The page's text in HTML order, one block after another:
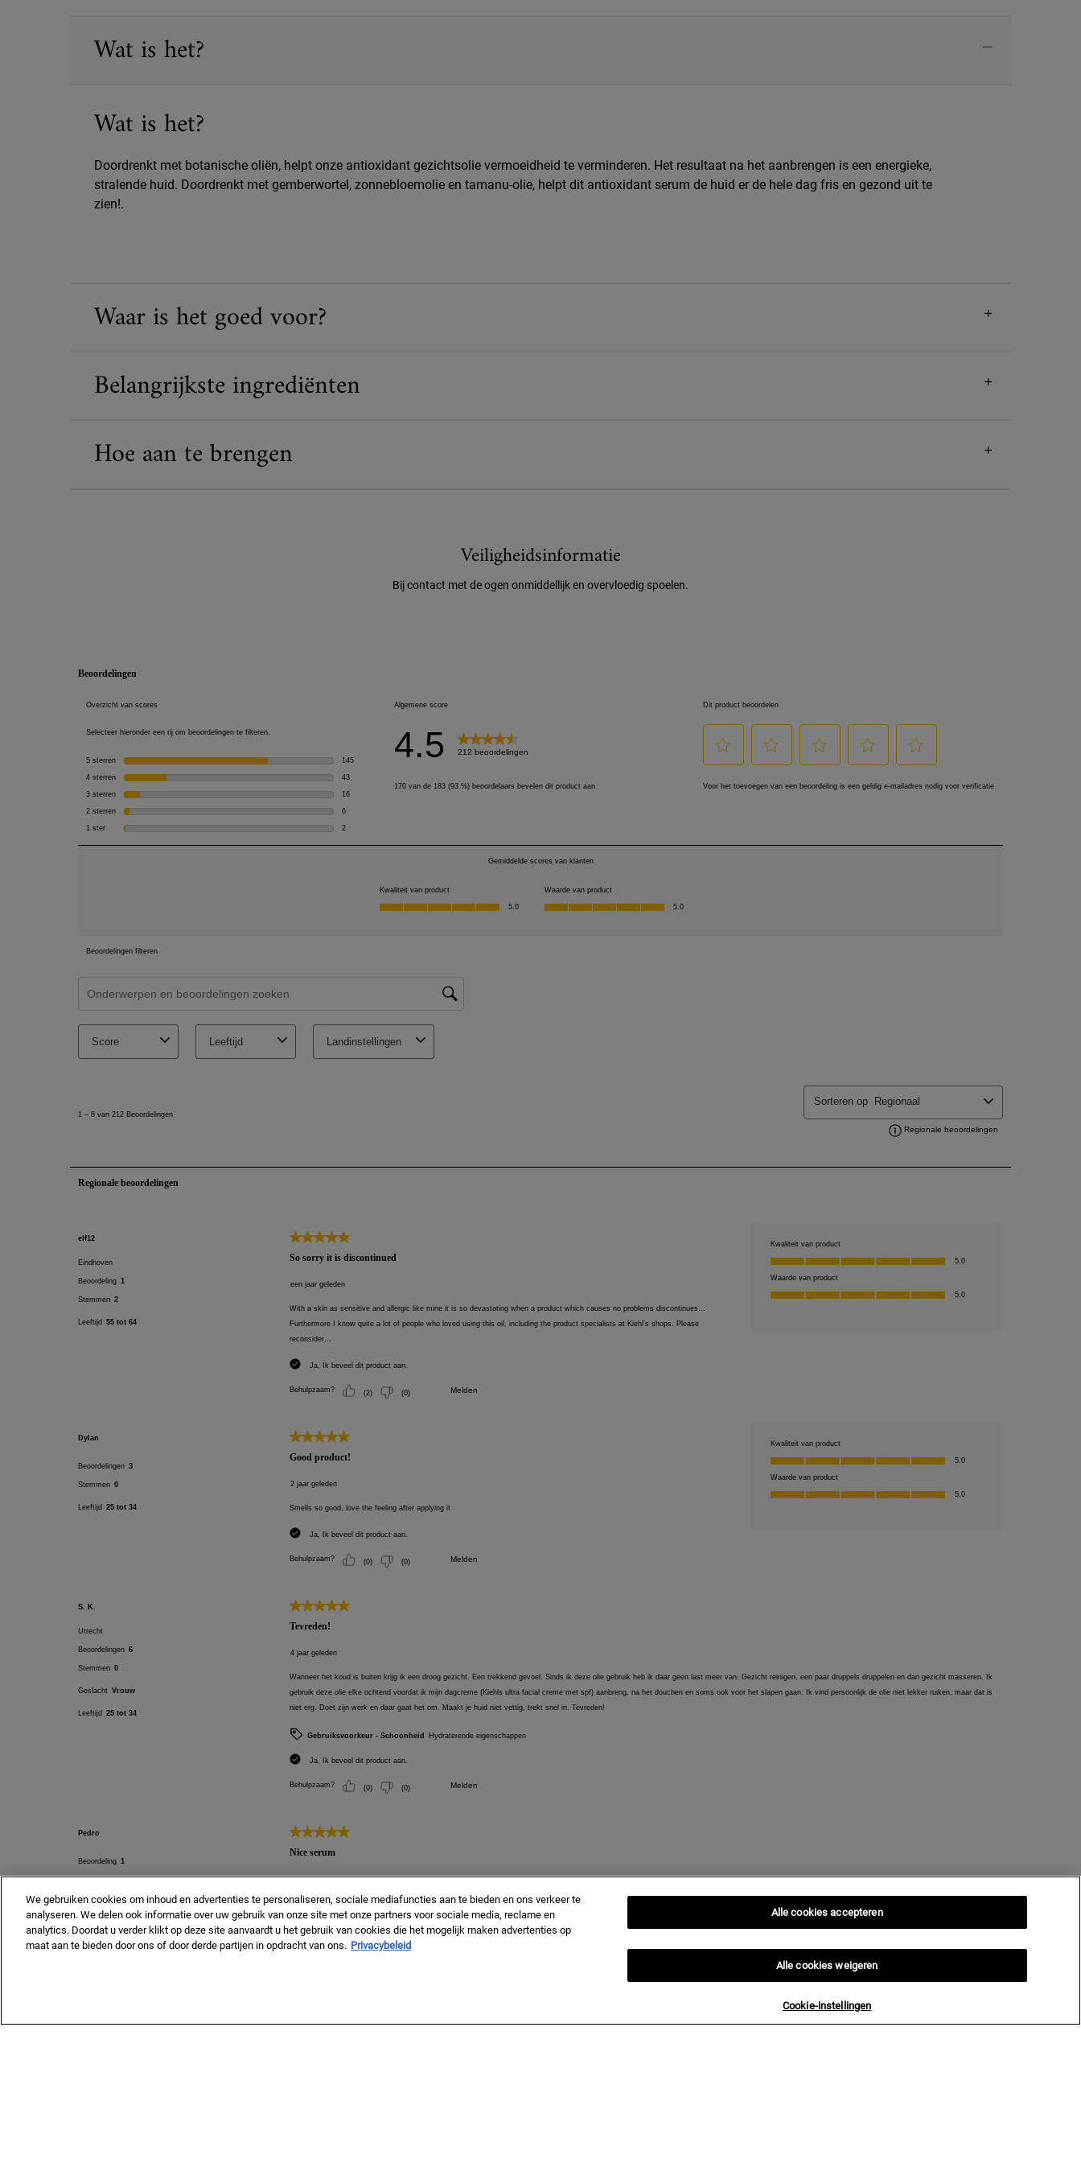
Wat is het?
Wat is het?
Doordrenkt met botanische oliën, helpt onze antioxidant gezichtsolie vermoeidheid te verminderen. Het resultaat na het aanbrengen is een energieke,
stralende huid. Doordrenkt met gemberwortel, zonnebloemolie en tamanu-olie, helpt dit antioxidant serum de huid er de hele dag fris en gezond uit te
zien!.
Waar is het goed voor?
Belangrijkste ingrediënten
Hoe aan te brengen
Veiligheidsinformatie
Bij contact met de ogen onmiddellijk en overvloedig spoelen.
We gebruiken cookies om inhoud en advertenties te personaliseren, sociale mediafuncties aan te bieden en ons verkeer te
analyseren. We delen ook informatie over uw gebruik van onze site met onze partners voor sociale media, reclame en
analytics. Doordat u verder klikt op deze site aanvaardt u het gebruik van cookies die het mogelijk maken advertenties op
maat aan te bieden door ons of door derde partijen in opdracht van ons. Privacybeleid
Cookie-instellingen
Alle cookies weigeren
Alle cookies accepteren